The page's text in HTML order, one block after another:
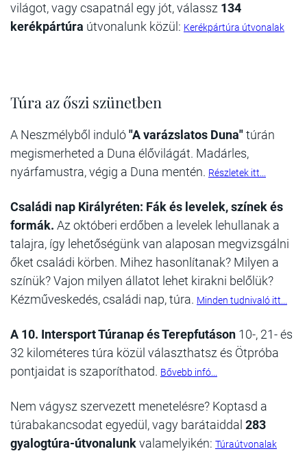
világot, vagy csapatnál egy jót, válassz 134
kerékpártúra útvonalunk közül: Kerékpártúra útvonalak
Túra az őszi szünetben
A Neszmélyből induló"A varázslatos Duna"túrán
megismerheted a Duna élővilágát. Madárles,
nyárfamustra, végig a Duna mentén. Részletek itt...
Családi nap Királyréten: Fák és levelek, színek és
formák. Az októberi erdőben a levelek lehullanak a
talajra, így lehetőségünk van alaposan megvizsgálni
őket családi körben. Mihez hasonlítanak? Milyen a
színük? Vajon milyen állatot lehet kirakni belőlük?
Kézműveskedés, családi nap, túra. Minden tudnivaló itt...
A 10. Intersport Túranap és Terepfutáson 10-, 21- és
32 kilométeres túra közül választhatsz és Ötpróba
pontjaidat is szaporíthatod. Bővebb infó...
Nem vágysz szervezett menetelésre? Koptasd a
túrabakancsodat egyedül, vagy barátaiddal 283
gyalogtúra-útvonalunkvalamelyikén: Túraútvonalak